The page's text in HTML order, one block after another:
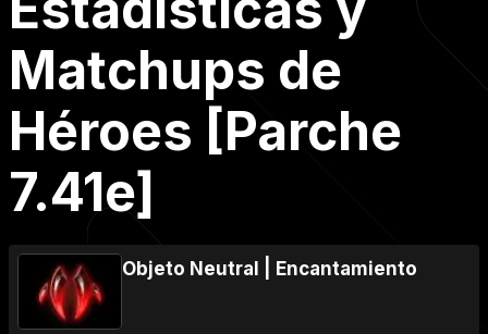
Matchups de
Héroes [Parche
7.41e]
Objeto Neutral Encantamiento